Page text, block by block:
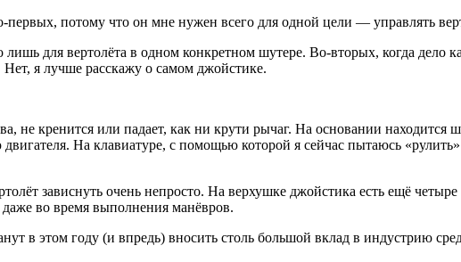
потому что он мне нужен всего для одной цели — управлять
лишь для вертолёта в одном конкретном шутере. Во-вторых, когда дело
я лучше расскажу о самом джойстике.
не кренится или падает, как ни крути рычаг. На основании
На клавиатуре, с помощью которой я сейчас пытаюсь
зависнуть очень непросто. На верхушке джойстика есть ещё
во время выполнения манёвров.
в этом году (и впредь) вносить столь большой вклад в индустрию